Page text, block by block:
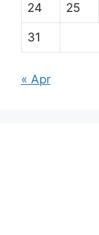
24 25
31
« Apr